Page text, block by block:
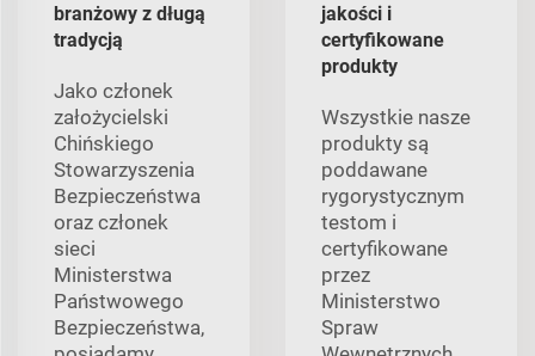
branżowy z długą
tradycją
Jako członek
założycielski
Chińskiego
Stowarzyszenia
Bezpieczeństwa
oraz członek
sieci
Ministerstwa
Państwowego
Bezpieczeństwa,
jakości i
certyfikowane
produkty
Wszystkie nasze
produkty są
poddawane
rygorystycznym
testom i
certyfikowane
przez
Ministerstwo
Spraw